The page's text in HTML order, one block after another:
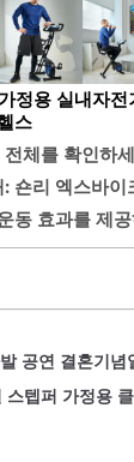
투스 내장 기
파워를 확인
서 확인할 수
구성되어 있
, 저강도에서
단 정도로 설
정용 실내자
스
체를 확인하
숀리 엑스바이
동 효과를 제
위프트와 연동
으며, 배송 또
달이 부드럽게
걱정 없이 운
공연 결혼기념
텝퍼 가정용